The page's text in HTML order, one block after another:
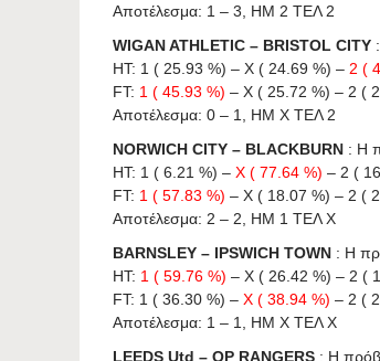
Αποτέλεσμα: 1 – 3, ΗΜ 2 ΤΕΛ 2
WIGAN ATHLETIC – BRISTOL CITY
HT: 1 ( 25.93 %) – X ( 24.69 %) – 2 (
FT: 1 ( 45.93 %) – X ( 25.72 %) – 2 (
Αποτέλεσμα: 0 – 1, ΗΜ X ΤΕΛ 2
NORWICH CITY – BLACKBURN : Η
HT: 1 ( 6.21 %) – X ( 77.64 %) – 2 (
FT: 1 ( 57.83 %) – X ( 18.07 %) – 2 (
Αποτέλεσμα: 2 – 2, ΗΜ 1 ΤΕΛ X
BARNSLEY – IPSWICH TOWN : Η
HT: 1 ( 59.76 %) – X ( 26.42 %) – 2 (
FT: 1 ( 36.30 %) – X ( 38.94 %) – 2 (
Αποτέλεσμα: 1 – 1, ΗΜ X ΤΕΛ X
LEEDS Utd – QP RANGERS : Η